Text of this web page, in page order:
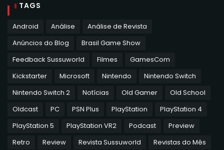
TAGS
Android Análise
Análise de Revista
Anúncios do Blog
Brasil Game Show
Feedback Sussuworld
Filmes
GamesCom
Kickstarter
Microsoft Nintendo
Nintendo Switch
Nintendo Switch 2
Notícias Old Gamer
Old School
Oldcast
PC PSN Plus PlayStation
PlayStation 4
PlayStation 5
PlayStation VR2 Podcast
Preview
Retro
Review Revista Sussuworld
Revistas do Mês